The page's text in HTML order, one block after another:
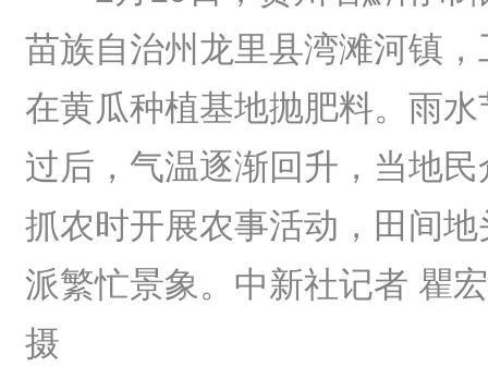
苗族自治州龙里县湾滩河镇，
在黄瓜种植基地抛肥料。雨水
过后，气温逐渐回升，当地民
抓农时开展农事活动，田间地
派繁忙景象。中新社记者 瞿
摄